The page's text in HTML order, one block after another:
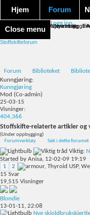
Hjem Forum
Nye innlegg
Nye innlegg
Avansert søk
Close menu
Logg inn
Stoffskifteforum
Forum Biblioteket
Kunngjøring:
Kunngjøring
Mod (Co-admin)
25-03-15
Visninger:
404,366
Stoffskifte-relaterte artikler og
(Under oppbygging)
Forumverktøy
Søk i dette forumet
Viktig:
Started by Anisa, 12-02-09 19:19
1
2
15 Svar
19,515 Visninger
Blondie
13-01-11, 22:08
Nye